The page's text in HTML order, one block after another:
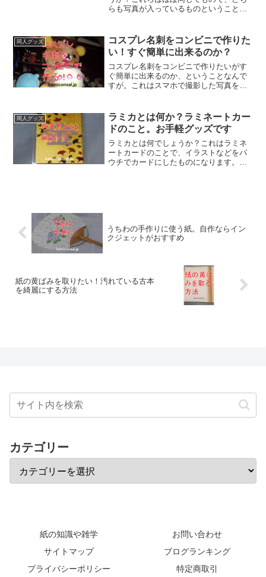
らも写真が入っているものということに
す。見かけ上フォトカードとトレカの違
いはほとんどないということです。
同人グッズ
コスプレ名刺をコンビニで作りた
い！すぐ簡単に出来るのか？
コスプレ名刺をコンビニで作りたいがす
ぐ簡単に出来るのか、ということなんで
すが。これはスマホで撮影した写真を使
ンビニでもいいし、自宅にパソコンとプ
リンタがあるならそれもありです。
同人グッズ
ラミカとは何か？ラミネートカー
ドのこと。お手軽グッズです
ラミカとは何でしょうか？これはラミネ
ートカードのことで、イラストなどをパ
ウチでカードにしたものになります。作
うちわの手作りに使う紙。自作ならイン
クジェットがおすすめ
紙の黄ばみを取りたい！汚れている古本
を綺麗にする方法
カテゴリー
紙の知識や雑学
お問い合わせ
サイトマップ
ブログランキング
プライバシーポリシー
特定商取引